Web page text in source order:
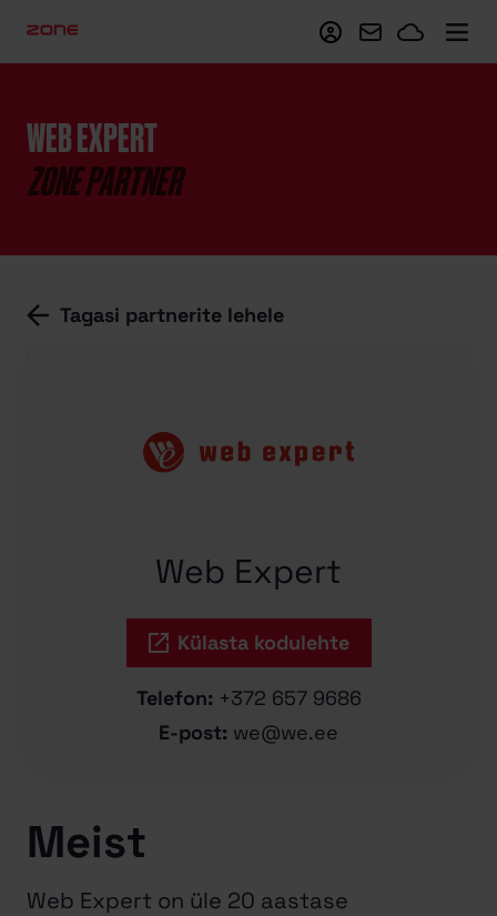
Minu ZoneWebmail
WEB EXPERT
ZONE PARTNER
Tagasi partnerite lehele
Web Expert
Külasta kodulehte
Telefon: +372 657 9686
E-post: we@we.ee
Meist
Web Expert on üle 20 aastase